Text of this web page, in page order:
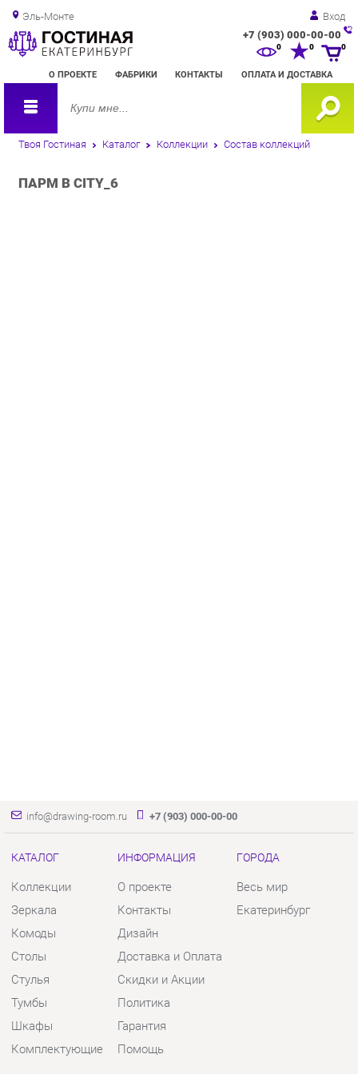
Эль-Монте Вход
+7 (903) 000-00-00
О ПРОЕКТЕ ФАБРИКИ КОНТАКТЫ ОПЛАТА И ДОСТАВКА
0 0
Твоя Гостиная Каталог Коллекции Состав коллекций
ПАРМ В CITY_6
КАТАЛОГ
Коллекции
Комоды
Столы
Стулья
Тумбы
Шкафы
Комплектующие
ИНФОРМАЦИЯ
О проекте
Дизайн
Доставка и Оплата
Скидки и Акции
Политика
Гарантия
Помощь
ГОРОДА
Весь мир
КОНТАКТЫ